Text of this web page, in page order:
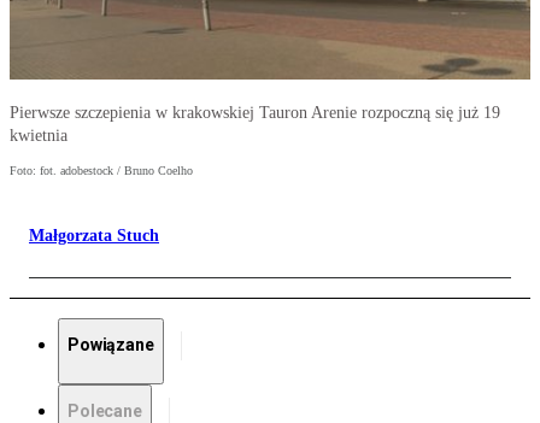
Pierwsze szczepienia w krakowskiej Tauron Arenie rozpoczną się już 19
kwietnia
Foto: fot. adobestock / Bruno Coelho
Małgorzata Stuch
Powiązane
Polecane